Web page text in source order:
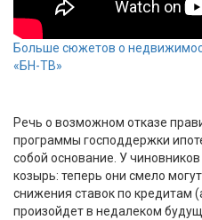
Больше сюжетов о
«БН-ТВ»
Речь о возможном отказе
программы господдержки
собой основание. У
козырь: теперь они смело
снижения ставок по кредитам
произойдет в недалеком